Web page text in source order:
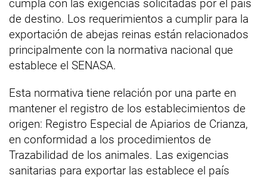
cumpla con las exigencias solicitadas por el país
de destino. Los requerimientos a cumplir para la
exportación de abejas reinas están relacionados
principalmente con la normativa nacional que
establece el SENASA.
Esta normativa tiene relación por una parte en
mantener el registro de los establecimientos de
origen: Registro Especial de Apiarios de Crianza,
en conformidad a los procedimientos de
Trazabilidad de los animales. Las exigencias
sanitarias para exportar las establece el país